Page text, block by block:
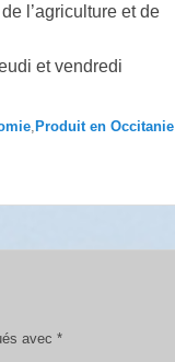
l’agriculture et de
et vendredi
Produit en Occitanie
avec *